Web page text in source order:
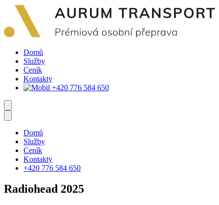
Domů
Služby
Ceník
Kontakty
+420 776 584 650
Domů
Služby
Ceník
Kontakty
+420 776 584 650
Radiohead 2025